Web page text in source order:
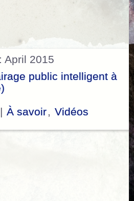
April 2015
public intelligent à
À savoir, Vidéos